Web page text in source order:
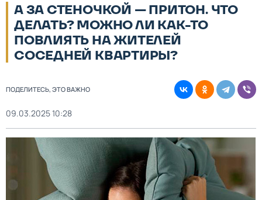
А ЗА СТЕНОЧКОЙ — ПРИТОН. ЧТО
ДЕЛАТЬ? МОЖНО ЛИ КАК-ТО
ПОВЛИЯТЬ НА ЖИТЕЛЕЙ
СОСЕДНЕЙ КВАРТИРЫ?
ПОДЕЛИТЕСЬ, ЭТО ВАЖНО
09.03.2025 10:28